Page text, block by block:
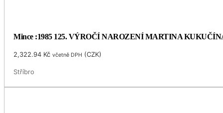
Mince :1985 125. VÝROČÍ NAROZENÍ MARTINA
2,322.94 Kč včetně DPH (CZK)
Stříbro